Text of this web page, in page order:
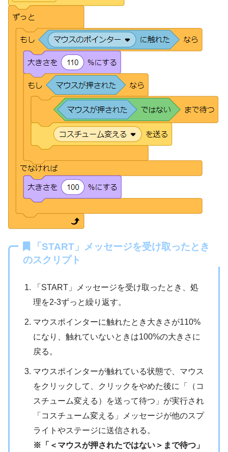
「START」メッセージを受け取ったとき
のスクリプト
「START」メッセージを受け取ったとき、処
理を2-3ずっと繰り返す。
マウスポインターに触れたとき大きさが110%
になり、触れていないときは100%の大きさに
戻る。
マウスポインターが触れている状態で、マウス
をクリックして、クリックをやめた後に「（コ
スチューム変える）を送って待つ」が実行され
「コスチューム変える」メッセージが他のスプ
ライトやステージに送信される。
※「＜マウスが押されたではない＞まで待つ」